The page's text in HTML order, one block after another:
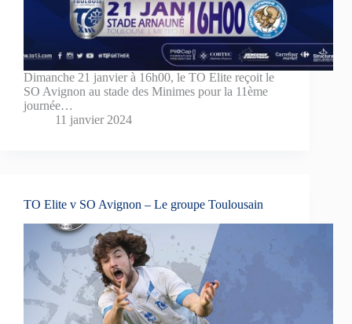
Dimanche 21 janvier à 16h00, le TO Elite reçoit le
SO Avignon au stade des Minimes pour la 11ème
journée…
11 janvier 2024
TO Elite v SO Avignon – Le groupe Toulousain